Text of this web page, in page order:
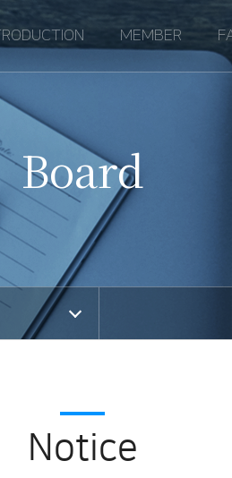
MEMBER
Current student
PIV
3D hot-
Board
Notice